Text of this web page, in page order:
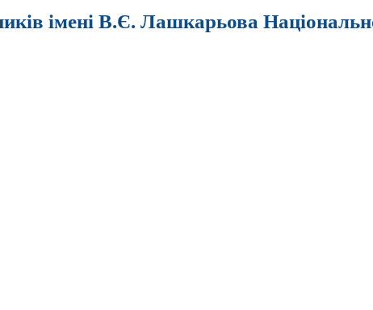
імені В.Є. Лашкарьова